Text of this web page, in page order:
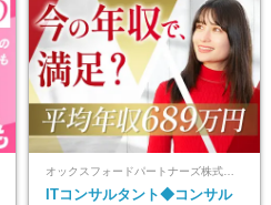
ITコンサルタント◆コンサル